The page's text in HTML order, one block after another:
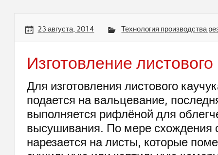
23 августа, 2014 Технология производства
Изготовление листового
Для изготовления листового
подается на вальцевание,
выполняется рифлёной для
высушивания. По мере схождения
нарезается на листы, которые